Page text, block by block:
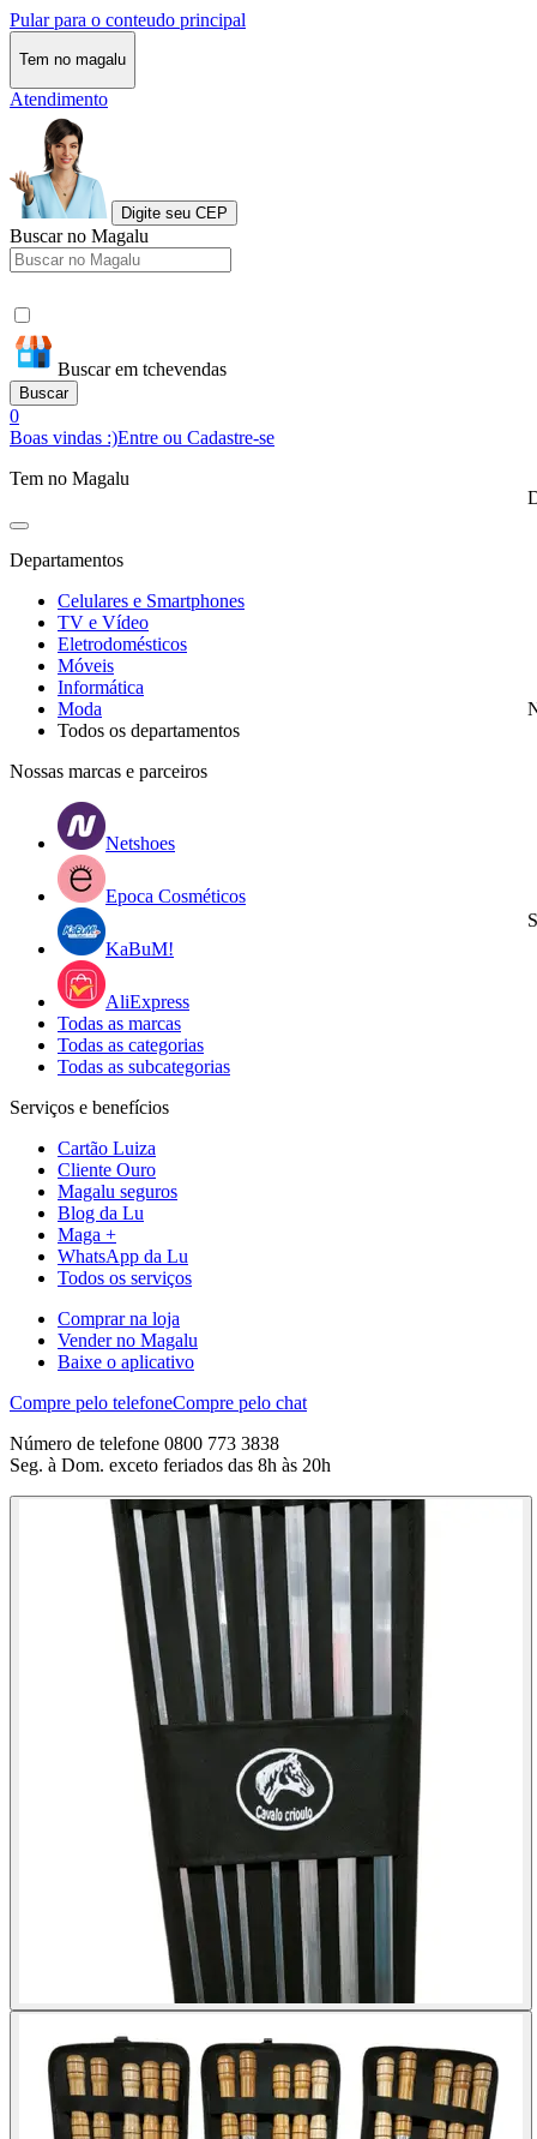
Pular para o conteudo principal
Tem no magalu
Atendimento
Digite seu CEP
Buscar no Magalu
Buscar em tchevendas
Buscar
0
Boas vindas :)Entre ou Cadastre-se
Tem no Magalu
Departamentos
Celulares e Smartphones
TV e Vídeo
Eletrodomésticos
Móveis
Informática
Moda
Todos os departamentos
Nossas marcas e parceiros
Netshoes
Epoca Cosméticos
KaBuM!
AliExpress
Todas as marcas
Todas as categorias
Todas as subcategorias
Serviços e benefícios
Cartão Luiza
Cliente Ouro
Magalu seguros
Blog da Lu
Maga +
WhatsApp da Lu
Todos os serviços
Comprar na loja
Vender no Magalu
Baixe o aplicativo
Compre pelo telefoneCompre pelo chat
Número de telefone 0800 773 3838
Seg. à Dom. exceto feriados das 8h às 20h